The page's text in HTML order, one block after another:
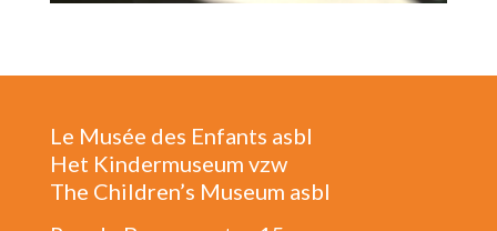
Le Musée des Enfants asbl
Het Kindermuseum vzw
The Children’s Museum asbl